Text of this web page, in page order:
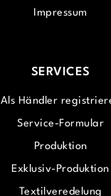
Impressum
SERVICES
Als Händler
Service-Formular
Produktion
Exklusiv-Produktion
Textilveredelung